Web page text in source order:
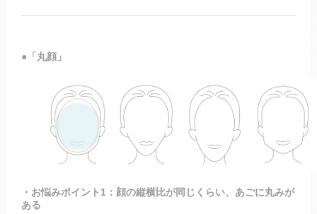
●「丸顔」
・お悩みポイント1：顔の縦横比が同じくらい、あごに丸みが
ある